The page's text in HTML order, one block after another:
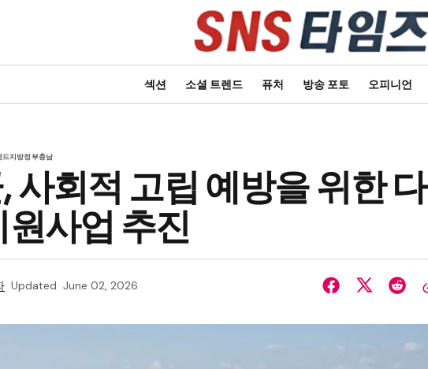
섹션 소셜 트렌드 퓨처 방송 포토 오피니언
드지방정부충남
사회적 고립 예방을 위한 다
사업 추진
Updated June 02, 2026